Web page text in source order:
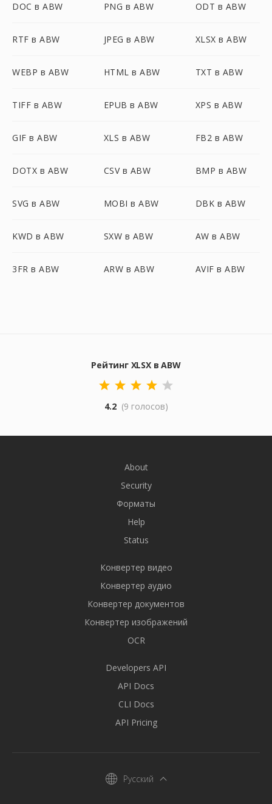
DOC в ABW PNG в ABW ODT в ABW
RTF в ABW JPEG в ABW XLSX в ABW
WEBP в ABW HTML в ABW TXT в ABW
TIFF в ABW EPUB в ABW XPS в ABW
GIF в ABW XLS в ABW FB2 в ABW
DOTX в ABW CSV в ABW BMP в ABW
SVG в ABW MOBI в ABW DBK в ABW
KWD в ABW SXW в ABW AW в ABW
3FR в ABW ARW в ABW AVIF в ABW
Рейтинг XLSX в ABW
4.2 (9 голосов)
About
Security
Форматы
Help
Status
Конвертер видео
Конвертер аудио
Конвертер документов
Конвертер изображений
OCR
Developers API
API Docs
CLI Docs
API Pricing
Русский